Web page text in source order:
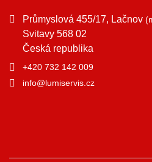
Průmyslová 455/17, Lačnov
Svitavy 568 02
Česká republika
+420 732 142 009
info@lumiservis.cz